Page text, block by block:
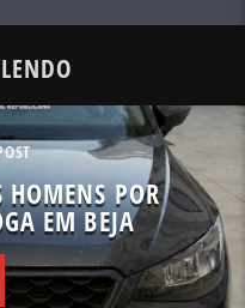
HOMENS POR
EM BEJA